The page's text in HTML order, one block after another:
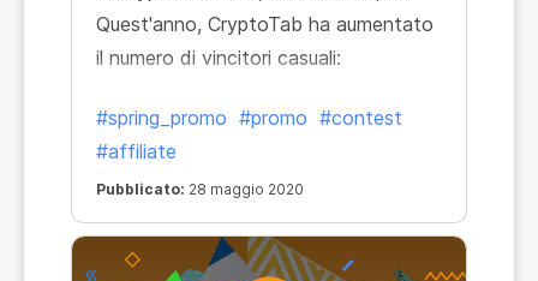
Quest'anno, CryptoTab ha aumentato
il numero di vincitori casuali:
#spring_promo #promo #contest
#affiliate
Pubblicato: 28 maggio 2020